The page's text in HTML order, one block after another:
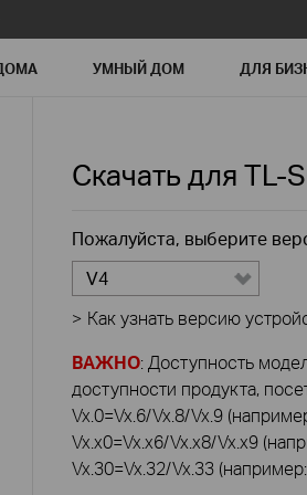
УМНЫЙ ДОМ ДЛЯ
Скачать для TL-
Пожалуйста, выберите
V4
> Как узнать версию
ВАЖНО: Доступность
доступности продукта,
Vx.0=Vx.6/Vx.8/Vx.9
Vx.x0=Vx.x6/Vx.x8/Vx.x9
Vx.30=Vx.32/Vx.33